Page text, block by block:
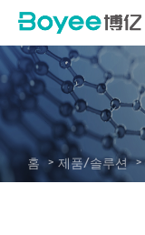
연
속
소
결
가
시
홈 제품/솔루션